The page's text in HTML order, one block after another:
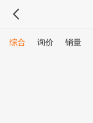
综合 询价 销量